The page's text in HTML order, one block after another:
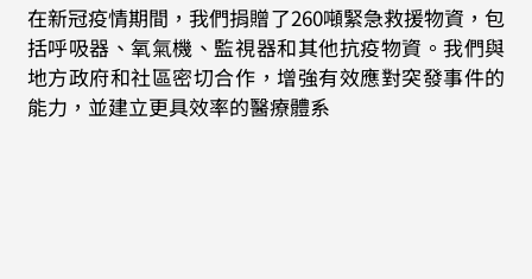
在新冠疫情期間，我們捐贈了260噸緊急救援物資，包
括呼吸器、氧氣機、監視器和其他抗疫物資。我們與
地方政府和社區密切合作，增強有效應對突發事件的
能力，並建立更具效率的醫療體系